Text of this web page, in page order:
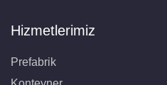
Hizmetlerimiz
Prefabrik